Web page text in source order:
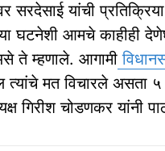
सरदेसाई यांची
या घटनेशी आमचे काहीही
ते म्हणाले. आगामी
त्यांचे मत विचारले असता
गिरीश चोडणकर यांनी